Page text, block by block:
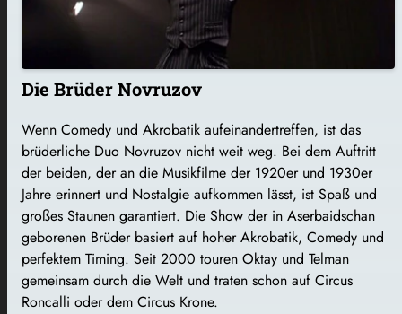
Die Brüder Novruzov
Wenn Comedy und Akrobatik aufeinandertreffen, ist das
brüderliche Duo Novruzov nicht weit weg. Bei dem Auftritt
der beiden, der an die Musikfilme der 1920er und 1930er
Jahre erinnert und Nostalgie aufkommen lässt, ist Spaß und
großes Staunen garantiert. Die Show der in Aserbaidschan
geborenen Brüder basiert auf hoher Akrobatik, Comedy und
perfektem Timing. Seit 2000 touren Oktay und Telman
gemeinsam durch die Welt und traten schon auf Circus
Roncalli oder dem Circus Krone.